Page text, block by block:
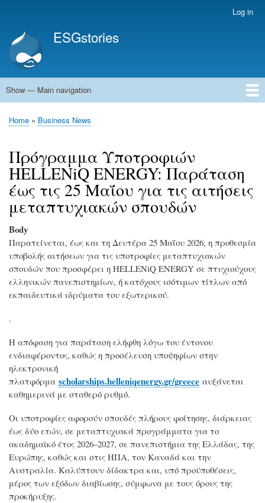
account
menu
Log in
ESGstories
Main
Show — Main navigation
Home
Breadcrumb
Home Business News
Πρόγραμμα Υποτροφιών
HELLENiQ ENERGY: Παράταση
έως τις 25 Μαΐου για τις αιτήσεις
μεταπτυχιακών σπουδών
Body
Παρατείνεται, έως και τη Δευτέρα 25 Μαΐου 2026, η προθεσμία
υποβολής αιτήσεων για τις υποτροφίες μεταπτυχιακών
σπουδών που προσφέρει η HELLENiQ ENERGY σε πτυχιούχους
ελληνικών πανεπιστημίων, ή κατόχους ισότιμων τίτλων από
εκπαιδευτικά ιδρύματα του εξωτερικού.
.
Η απόφαση για παράταση ελήφθη λόγω του έντονου
ενδιαφέροντος, καθώς η προσέλευση υποψηφίων στην
ηλεκτρονική
πλατφόρμα scholarships.helleniqenergy.gr/greece αυξάνεται
καθημερινά με σταθερό ρυθμό.
Οι υποτροφίες αφορούν σπουδές πλήρους φοίτησης, διάρκειας
έως δύο ετών, σε μεταπτυχιακά προγράμματα για το
ακαδημαϊκό έτος 2026–2027, σε πανεπιστήμια της Ελλάδας, της
Ευρώπης, καθώς και στις ΗΠΑ, τον Καναδά και την
Αυστραλία. Καλύπτουν δίδακτρα και, υπό προϋποθέσεις,
μέρος των εξόδων διαβίωσης, σύμφωνα με τους όρους της
προκήρυξης.